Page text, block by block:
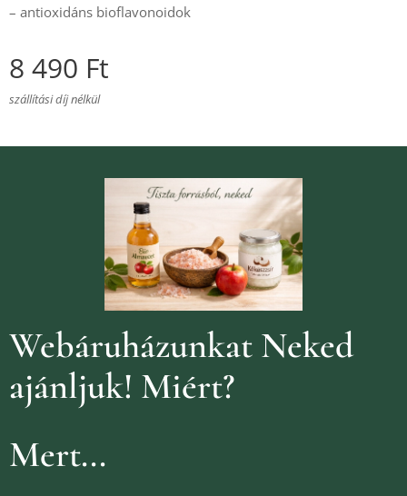
– antioxidáns bioflavonoidok
8 490 Ft
szállítási díj nélkül
Webáruházunkat Neked
ajánljuk! Miért?
Mert...